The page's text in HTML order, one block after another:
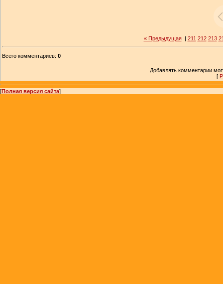
« Предыдущая| 211 212 213
Всего комментариев: 0
Добавлять комментарии
[
[Полная версия сайта]